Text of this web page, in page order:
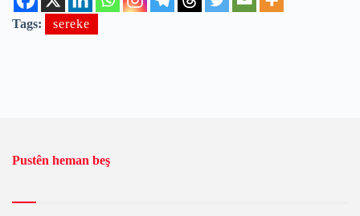
Tags: sereke
Pustên heman beş